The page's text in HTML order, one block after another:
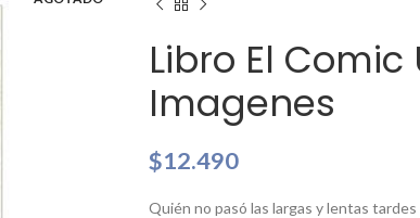
Libro El
Imagenes
$12.490
Quién no pasó las largas y lentas